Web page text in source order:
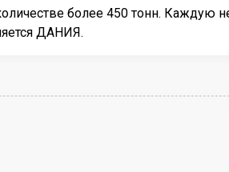
более 450 тонн. Каждую
ДАНИЯ.